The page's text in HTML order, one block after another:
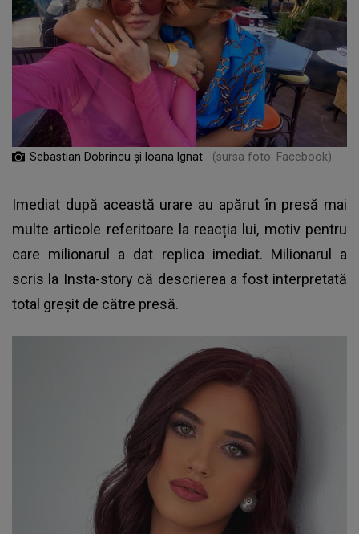
Sebastian Dobrincu și Ioana Ignat (sursa foto: Facebook)
Imediat după această urare au apărut în presă mai
multe articole referitoare la reacția lui, motiv pentru
care milionarul a dat replica imediat. Milionarul a
scris la Insta-story că descrierea a fost interpretată
total greșit de către presă.